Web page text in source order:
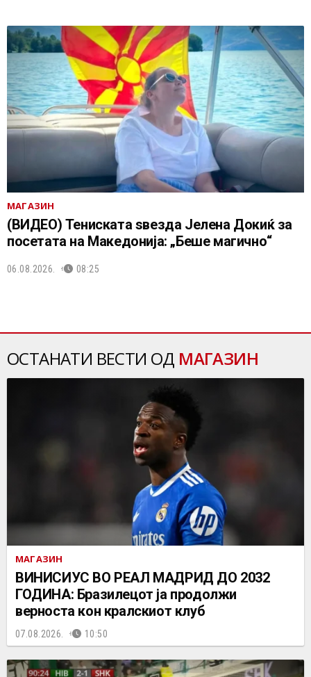
МАГАЗИН
(ВИДЕО) Тениската ѕвезда Јелена Докиќ за
посетата на Македонија: „Беше магично“
06.08.2026. 08:25
ОСТАНАТИ ВЕСТИ ОД МАГАЗИН
МАГАЗИН
ВИНИСИУС ВО РЕАЛ МАДРИД ДО 2032
ГОДИНА: Бразилецот ја продолжи
верноста кон кралскиот клуб
07.08.2026. 10:50